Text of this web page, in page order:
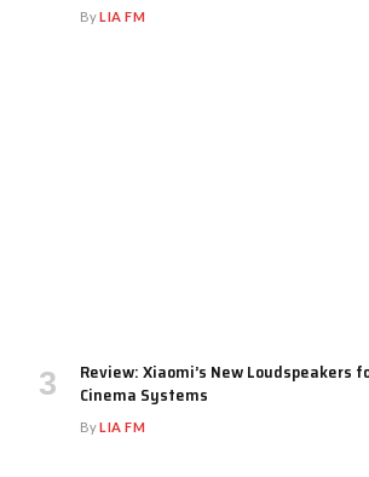
ByLIA FM
Review: Xiaomi’s New Loudspeakers
Cinema Systems
ByLIA FM